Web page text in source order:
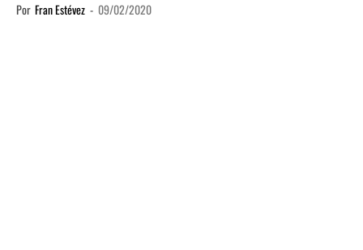
Por Fran Estévez - 09/02/2020